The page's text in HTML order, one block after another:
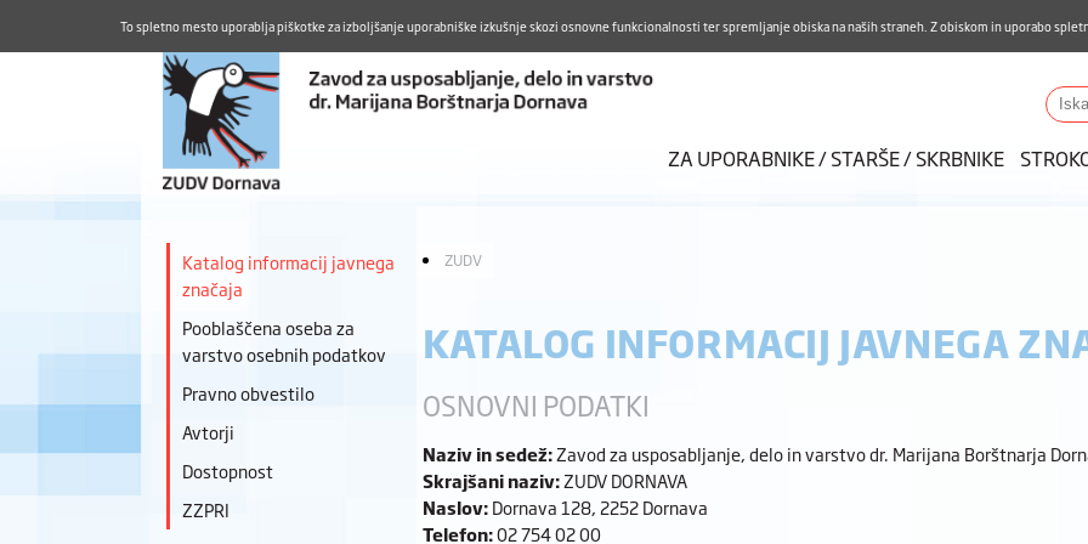
Aktualno Karierni razvoj Pohvale in pritožbe
Iskalnik
ZA UPORABNIKE / STARŠE / SKRBNIKE
Katalog informacij javnega
značaja
Pooblaščena oseba za
varstvo osebnih podatkov
Pravno obvestilo
Avtorji
Dostopnost
ZZPRI
ZUDV
KATALOG INFORMACIJ JAVNEGA
OSNOVNI PODATKI
Naziv in sedež:Zavod za usposabljanje, delo in varstvo dr. Marijana Borštnarja
Skrajšani naziv:ZUDV DORNAVA
Naslov:Dornava 128, 2252 Dornava
Telefon:02 754 02 00
To spletno mesto uporablja piškotke za izboljšanje uporabniške izkušnje skozi osnovne funkcionalnosti ter spremljanje obiska na naših straneh. Z obiskom in uporabo